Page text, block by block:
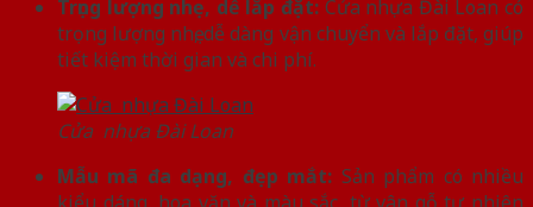
Trọng lượng nhẹ, dễ lắp đặt: Cửa nhựa Đài Loan có
trọng lượng nhẹ, dễ dàng vận chuyển và lắp đặt, giúp
tiết kiệm thời gian và chi phí.
Cửa nhựa Đài Loan
Mẫu mã đa dạng, đẹp mắt: Sản phẩm có nhiều